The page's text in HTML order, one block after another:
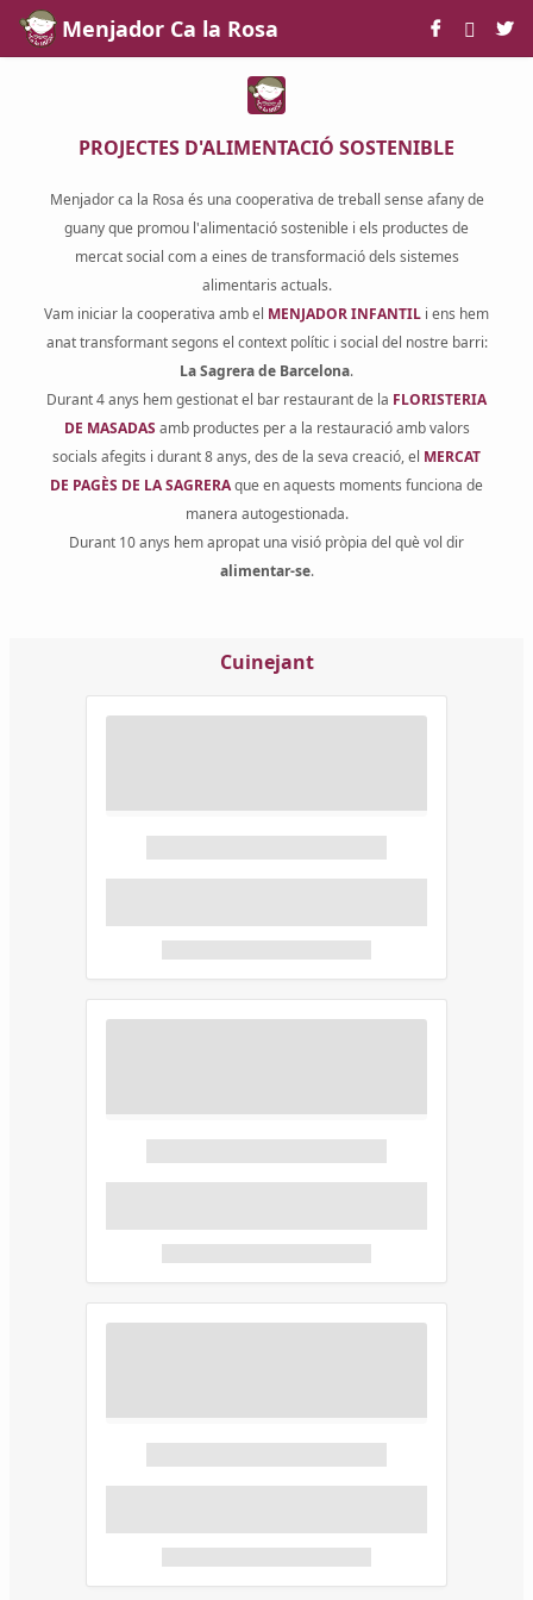
Skip to Main Content
Menjador Ca la Rosa
PROJECTES D'ALIMENTACIÓ SOSTENIBLE
Menjador ca la Rosa és una cooperativa de treball sense afany de
guany que promou l'alimentació sostenible i els productes de
mercat social com a eines de transformació dels sistemes
alimentaris actuals.
Vam iniciar la cooperativa amb el MENJADOR INFANTIL i ens hem
anat transformant segons el context polític i social del nostre barri:
La Sagrera de Barcelona.
Durant 4 anys hem gestionat el bar restaurant de la FLORISTERIA
DE MASADAS amb productes per a la restauració amb valors
socials afegits i durant 8 anys, des de la seva creació, el MERCAT
DE PAGÈS DE LA SAGRERAque en aquests moments funciona de
manera autogestionada.
Durant 10 anys hem apropat una visió pròpia del què vol dir
alimentar-se.
Cuinejant